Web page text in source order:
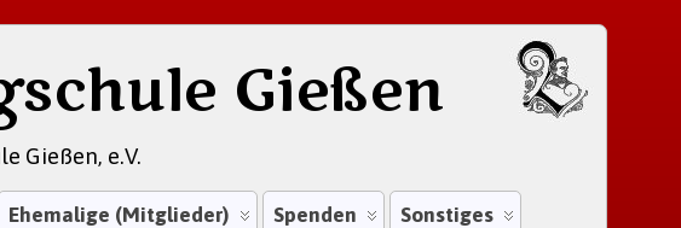
Gießen
Gießen, e.V.
Ehemalige (Mitglieder) Spenden Sonstiges